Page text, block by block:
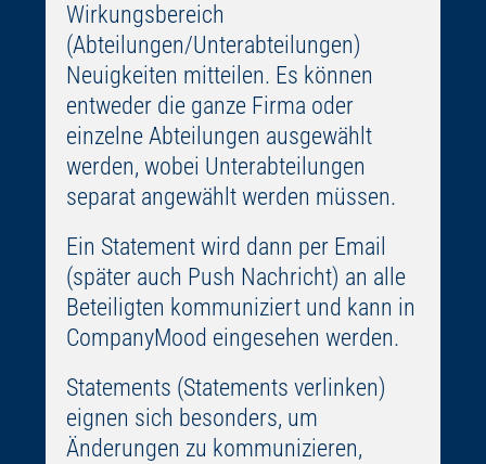
Wirkungsbereich
(Abteilungen/Unterabteilungen)
Neuigkeiten mitteilen. Es können
entweder die ganze Firma oder
einzelne Abteilungen ausgewählt
werden, wobei Unterabteilungen
separat angewählt werden müssen.
Ein Statement wird dann per Email
(später auch Push Nachricht) an alle
Beteiligten kommuniziert und kann in
CompanyMood eingesehen werden.
Statements (Statements verlinken)
eignen sich besonders, um
Änderungen zu kommunizieren,